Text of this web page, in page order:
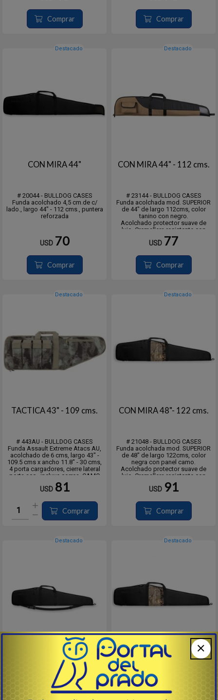
Comprar Comprar
Destacado
CON MIRA 44"
# 20044 - BULLDOG CASES
Funda acolchado 4,5 cm.de c/
lado., largo 44" - 112 cms., puntera
reforzada
USD 70
Comprar
Destacado
CON MIRA 44" - 112 cms.
# 23144 - BULLDOG CASES
Funda acolchada mod. SUPERIOR
de 44" de largo 112cms, color
tanino con negro.
Acolchado protector suave de
lujo, Cremallera resistente con
pastilla personalizada,
Carcasa exterior de nailon
Tapa de extremo con costura de
vinilo para protec...
USD 77
Comprar
Destacado
TACTICA 43" - 109 cms.
# 443AU - BULLDOG CASES
Funda Assault Extreme Atacs AU,
acolchado de 6 cms, largo 43" -
109.5 cms x ancho 11.8" - 30 cms,
4 porta cargadores, cierre lateral
porta acc., incluye correa, CAMO
AU
USD 81
Comprar
Destacado
CON MIRA 48"- 122 cms.
# 21048 - BULLDOG CASES
Funda acolchada mod. SUPERIOR
de 48" de largo 122cms, color
negra con panel camo.
Acolchado protector suave de
lujo, Cremallera resistente con
pastilla personalizada,
Carcasa exterior de nailon
Tapa de extremo con costura de
vinilo para p...
USD 91
Comprar
Destacado
CON MIRA 44" - 112 cms.
# 24044 - BULLDOG CASES
Funda acolchada mod. SUPERIOR
Destacado
CON MIRA 44" - 112 cms.
# 21044 - BULLDOG CASES
Funda acolchada mod. SUPERIOR